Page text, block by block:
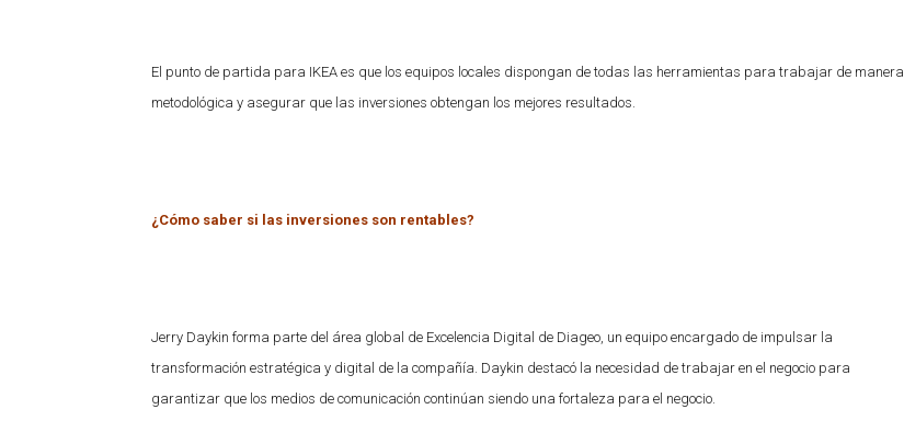
El punto de partida para IKEA es que los equipos locales dispongan de todas las herramientas para trabajar de manera
metodológica y asegurar que las inversiones obtengan los mejores resultados.
¿Cómo saber si las inversiones son rentables?
Jerry Daykin forma parte del área global de Excelencia Digital de Diageo, un equipo encargado de impulsar la
transformación estratégica y digital de la compañía. Daykin destacó la necesidad de trabajar en el negocio para
garantizar que los medios de comunicación continúan siendo una fortaleza para el negocio.